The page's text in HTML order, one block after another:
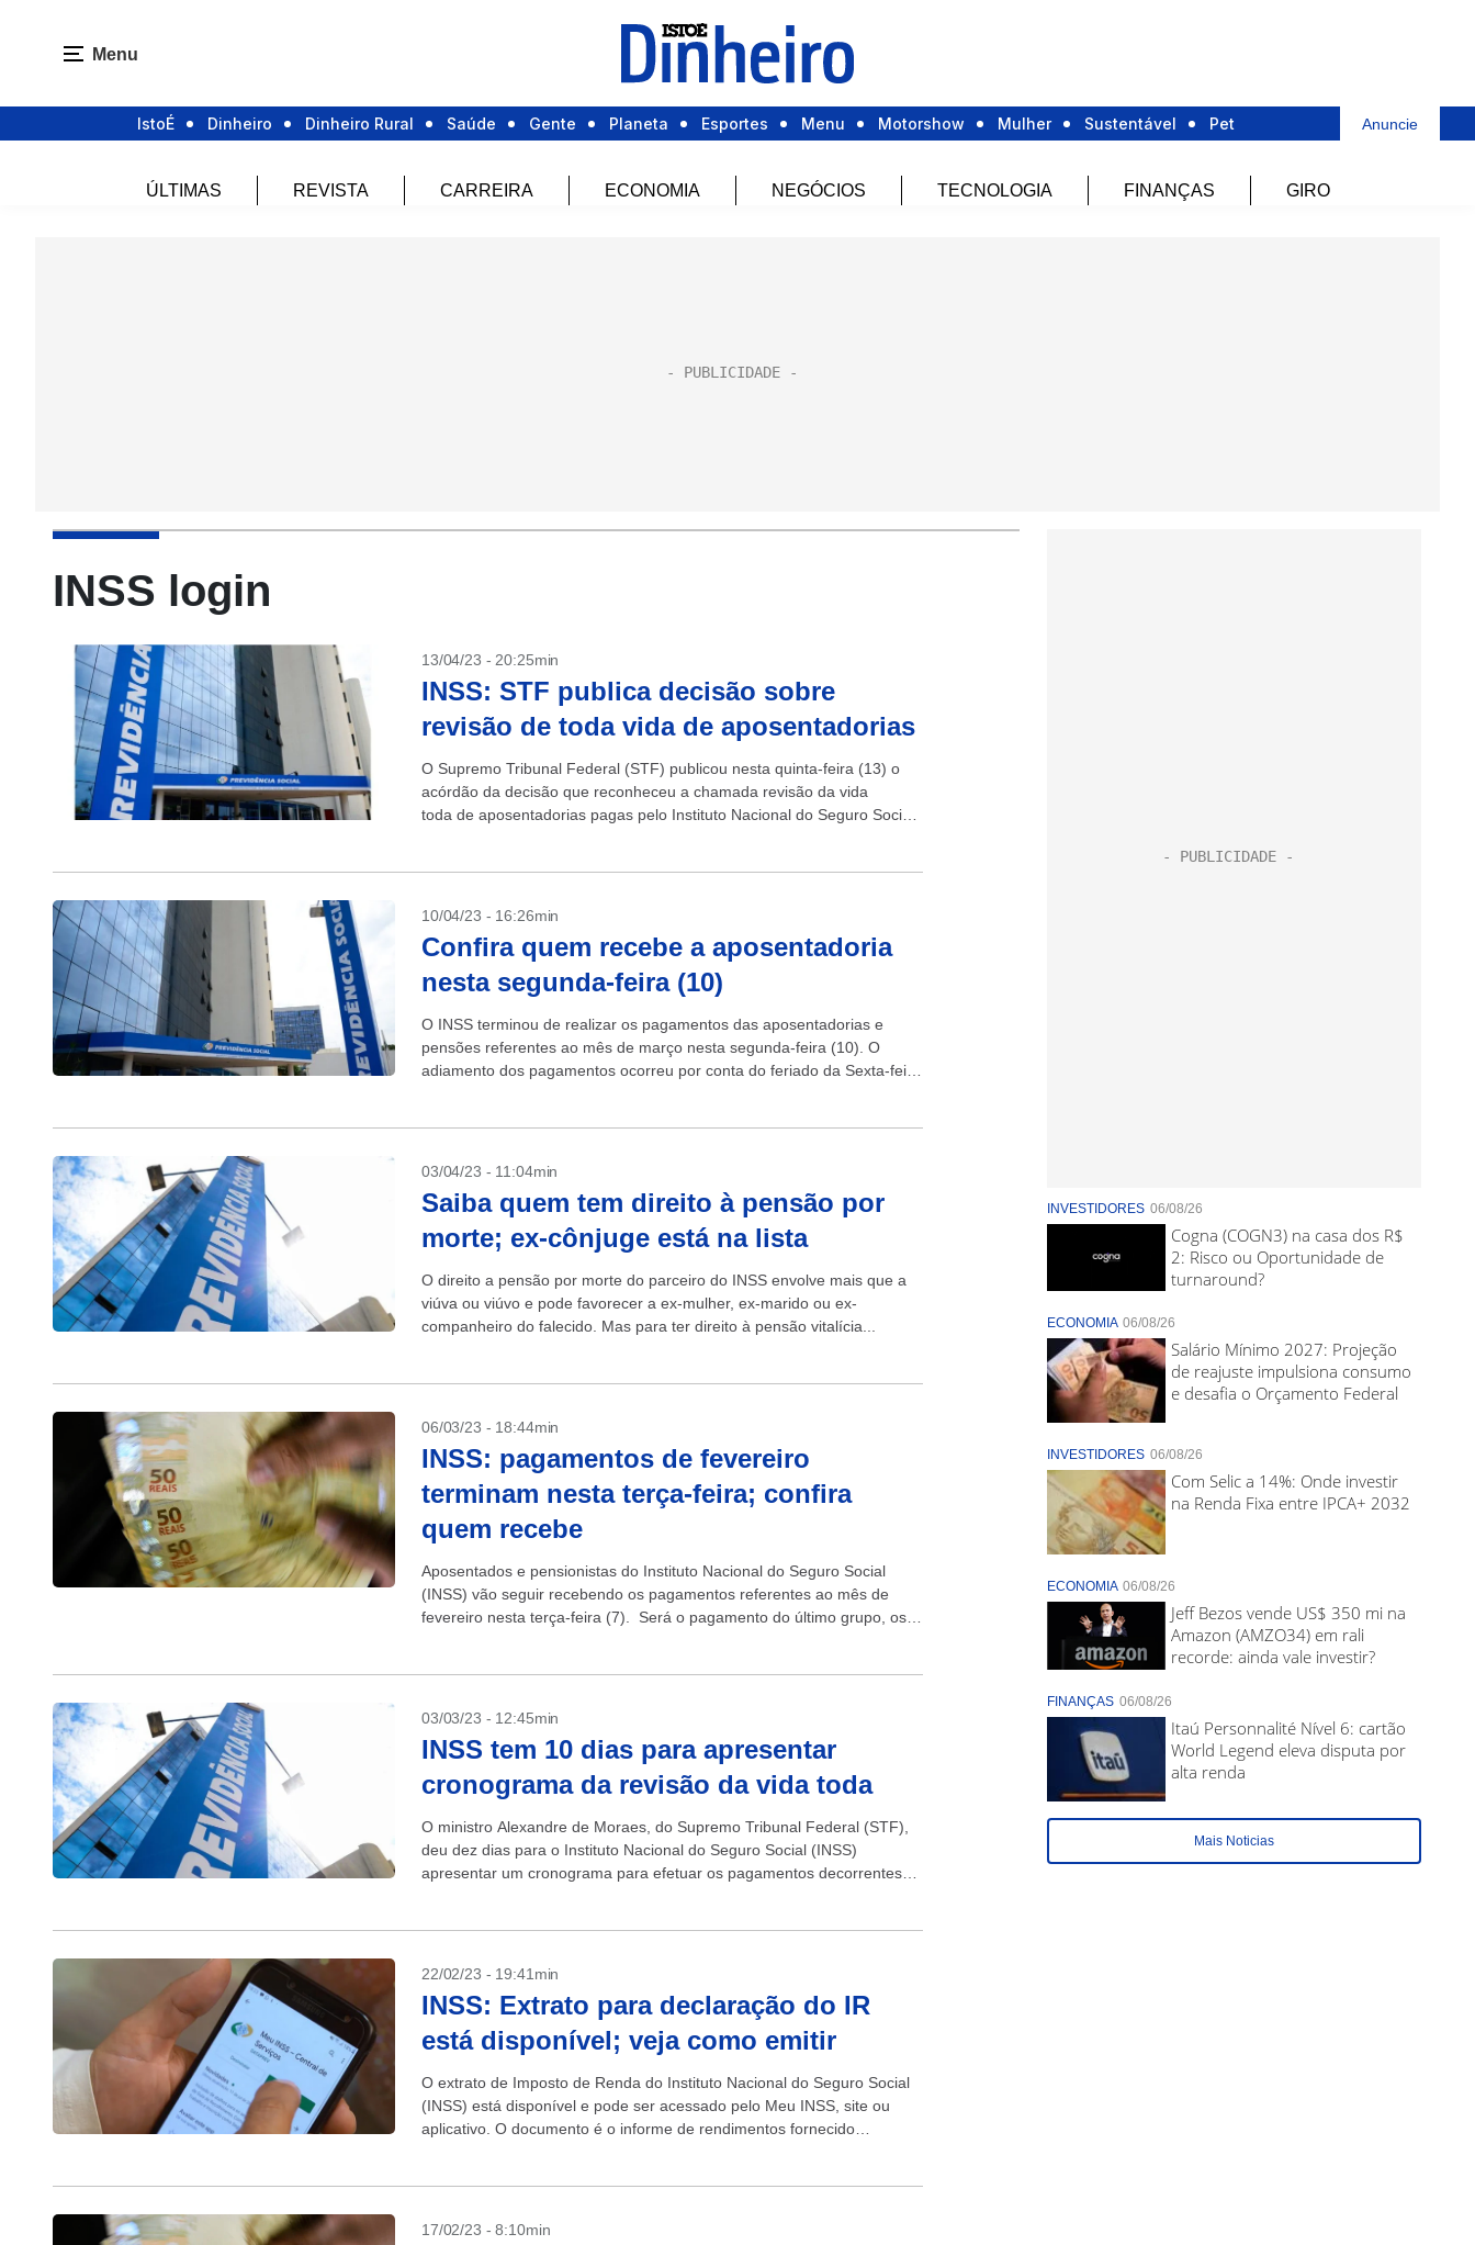
Menu
IstoÉ Dinheiro Dinheiro Rural Saúde Gente Planeta Esportes Menu Motorshow Mulher Sustentável Pet Anuncie
ÚLTIMAS REVISTA CARREIRA ECONOMIA NEGÓCIOS TECNOLOGIA FINANÇAS GIRO
INSS login
13/04/23 - 20:25min
INSS: STF publica decisão sobre
revisão de toda vida de aposentadorias
O Supremo Tribunal Federal (STF) publicou nesta quinta-feira (13) o
acórdão da decisão que reconheceu a chamada revisão da vida
toda de aposentadorias pagas pelo Instituto Nacional do Seguro Social
10/04/23 - 16:26min
Confira quem recebe a aposentadoria
nesta segunda-feira (10)
O INSS terminou de realizar os pagamentos das aposentadorias e
pensões referentes ao mês de março nesta segunda-feira (10). O
adiamento dos pagamentos ocorreu por conta do feriado da Sexta-feira
03/04/23 - 11:04min
Saiba quem tem direito à pensão por
morte; ex-cônjuge está na lista
O direito a pensão por morte do parceiro do INSS envolve mais que a
viúva ou viúvo e pode favorecer a ex-mulher, ex-marido ou ex-
companheiro do falecido. Mas para ter direito à pensão vitalícia...
06/03/23 - 18:44min
INSS: pagamentos de fevereiro
terminam nesta terça-feira; confira
quem recebe
Aposentados e pensionistas do Instituto Nacional do Seguro Social
(INSS) vão seguir recebendo os pagamentos referentes ao mês de
fevereiro nesta terça-feira (7). Será o pagamento do último grupo, os
03/03/23 - 12:45min
INSS tem 10 dias para apresentar
cronograma da revisão da vida toda
O ministro Alexandre de Moraes, do Supremo Tribunal Federal (STF),
deu dez dias para o Instituto Nacional do Seguro Social (INSS)
apresentar um cronograma para efetuar os pagamentos decorrentes
22/02/23 - 19:41min
INSS: Extrato para declaração do IR
está disponível; veja como emitir
O extrato de Imposto de Renda do Instituto Nacional do Seguro Social
(INSS) está disponível e pode ser acessado pelo Meu INSS, site ou
aplicativo. O documento é o informe de rendimentos fornecido
17/02/23 - 8:10min
INVESTIDORES 06/08/26
Cogna (COGN3) na casa dos R$
2: Risco ou Oportunidade de
turnaround?
ECONOMIA 06/08/26
Salário Mínimo 2027: Projeção
de reajuste impulsiona consumo
e desafia o Orçamento Federal
INVESTIDORES 06/08/26
Com Selic a 14%: Onde investir
na Renda Fixa entre IPCA+ 2032
ECONOMIA 06/08/26
Jeff Bezos vende US$ 350 mi na
Amazon (AMZO34) em rali
recorde: ainda vale investir?
FINANÇAS 06/08/26
Itaú Personnalité Nível 6: cartão
World Legend eleva disputa por
alta renda
Mais Noticias